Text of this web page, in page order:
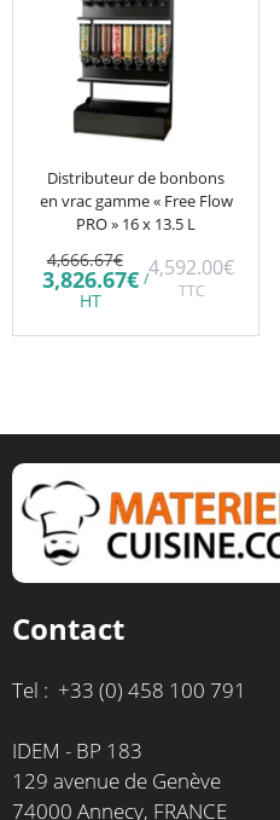
Distributeur de bonbons
en vrac gamme « Free Flow
PRO » 16 x 13.5 L
4,666.67€ Le
prix
initial
4,666.67€.
3,826.67€Le
est :
HT
/4,592.00€
TTC
Contact
Tel : +33 (0) 458 100 791
IDEM - BP 183
129 avenue de Genève
74000 Annecy, FRANCE